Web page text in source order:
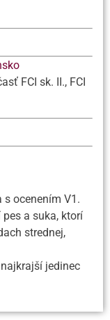
FCI sk. II., FCI
ocenením V1.
a suka, ktorí
strednej,
jedinec